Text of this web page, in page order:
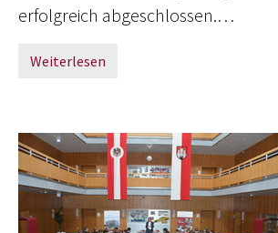
erfolgreich abgeschlossen.…
Weiterlesen